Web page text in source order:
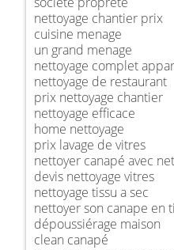
nettoyage chantier prix
cuisine menage
un grand menage
nettoyage complet
nettoyage de restaurant
prix nettoyage chantier
nettoyage efficace
home nettoyage
prix lavage de vitres
nettoyer canapé avec
devis nettoyage vitres
nettoyage tissu a sec
nettoyer son canape en
dépoussiérage maison
clean canapé